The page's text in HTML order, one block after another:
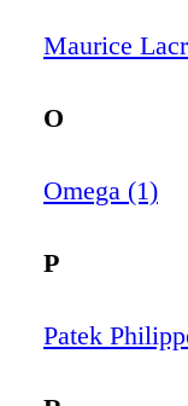
Maurice
O
Omega (1)
P
Patek